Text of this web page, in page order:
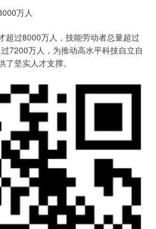
万人
过8000万人，技能劳动者总量超过
7200万人，为推动高水平科技自立自
坚实人才支撑。